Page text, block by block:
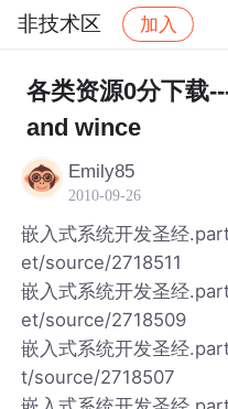
非技术区 加入
社区 非技术区 帖
各类资源0分下载
and wince
Emily85
2010-09-26
嵌入式系统开发圣经
et/source/2718511
嵌入式系统开发圣经
et/source/2718509
嵌入式系统开发圣经
t/source/2718507